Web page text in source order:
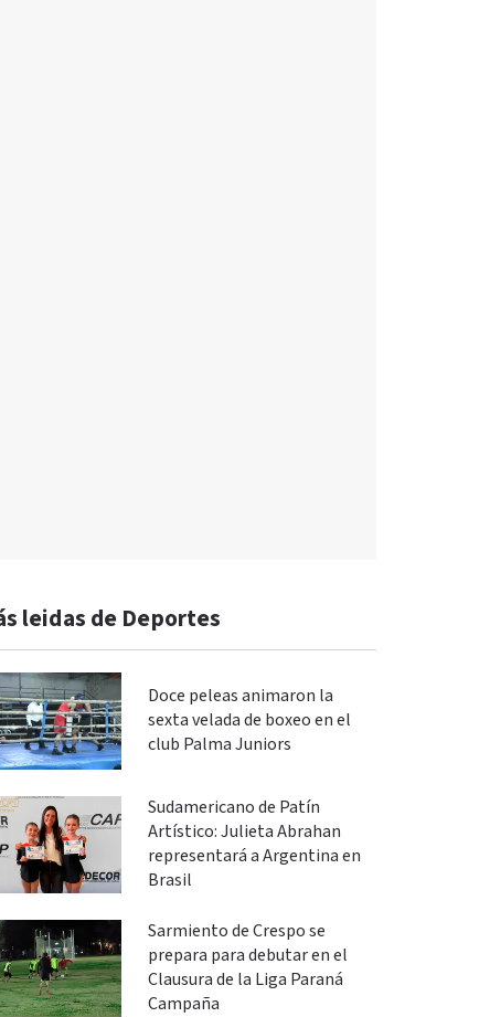
leidas de Deportes
Doce peleas animaron la
sexta velada de boxeo en el
club Palma Juniors
Sudamericano de Patín
Artístico: Julieta Abrahan
representará a Argentina en
Brasil
Sarmiento de Crespo se
prepara para debutar en el
Clausura de la Liga Paraná
Campaña